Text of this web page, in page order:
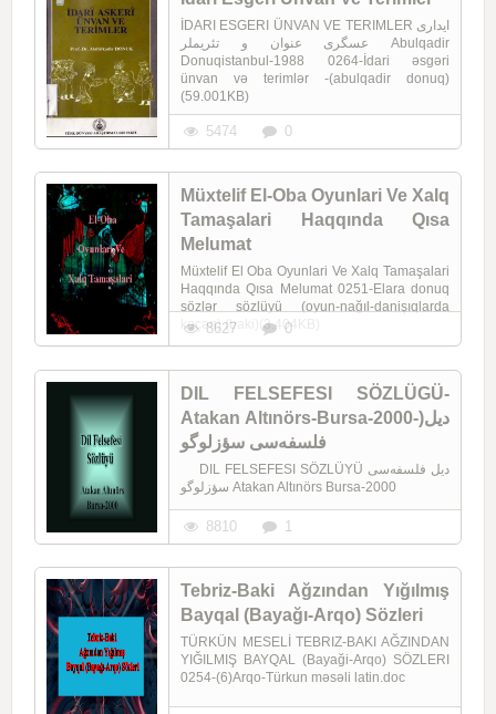
İDARI ESGERI ÜNVAN VE TERIMLER ایداری
عسگری عنوان و تئریملر Abulqadir
Donuqistanbul-1988 0264-İdari əsgəri
ünvan və terimlər -(abulqadir donuq)
(59.001KB)
5474 0
Müxtelif El-Oba Oyunlari Ve Xalq
Tamaşalari Haqqında Qısa
Melumat
Müxtelif El Oba Oyunlari Ve Xalq Tamaşalari
Haqqında Qısa Melumat 0251-Elara donuq
sözlər sözlüyü (oyun-nağıl-danişıqlarda
keçən) (baki)(3.404KB)
8627 0
DIL FELSEFESI SÖZLÜGÜ-
Atakan Altınörs-Bursa-2000-)دیل
فلسفه‌سی سؤزلوگو
DIL FELSEFESI SÖZLÜYÜ دیل فلسفه‌سی
سؤزلوگو Atakan Altınörs Bursa-2000
8810 1
Tebriz-Baki Ağzından Yığılmış
Bayqal (Bayağı-Arqo) Sözleri
TÜRKÜN MESELİ TEBRIZ-BAKI AĞZINDAN
YIĞILMIŞ BAYQAL (Bayaği-Arqo) SÖZLERI
0254-(6)Arqo-Türkun məsəli latin.doc